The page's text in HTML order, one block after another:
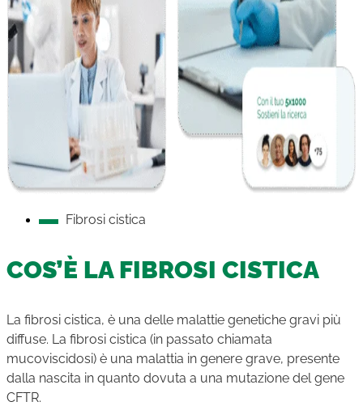
Fibrosi cistica
COS’È LA FIBROSI CISTICA
La fibrosi cistica, è una delle malattie genetiche gravi più
diffuse. La fibrosi cistica (in passato chiamata
mucoviscidosi) è una malattia in genere grave, presente
dalla nascita in quanto dovuta a una mutazione del gene
CFTR.